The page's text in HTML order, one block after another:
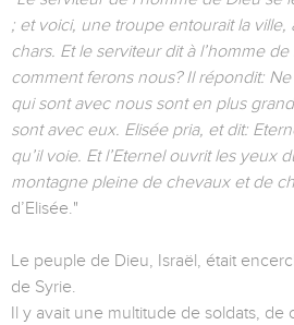
; et voici, une troupe entourait la
chars. Et le serviteur dit à l’homme
comment ferons nous? Il répondit:
qui sont avec nous sont en plus
sont avec eux. Elisée pria, et dit:
qu’il voie. Et l’Eternel ouvrit les yeux
montagne pleine de chevaux et de
d’Elisée."
Le peuple de Dieu, Israël, était
de Syrie.
Il y avait une multitude de soldats, de